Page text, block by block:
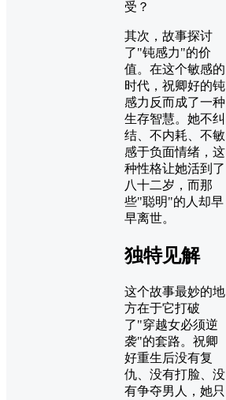
受？
其次，故事探讨
了"钝感力"的价
值。在这个敏感的
时代，祝卿好的钝
感力反而成了一种
生存智慧。她不纠
结、不内耗、不敏
感于负面情绪，这
种性格让她活到了
八十二岁，而那
些"聪明"的人却早
早离世。
独特见解
这个故事最妙的地
方在于它打破
了"穿越女必须逆
袭"的套路。祝卿
好重生后没有复
仇、没有打脸、没
有争夺男人，她只